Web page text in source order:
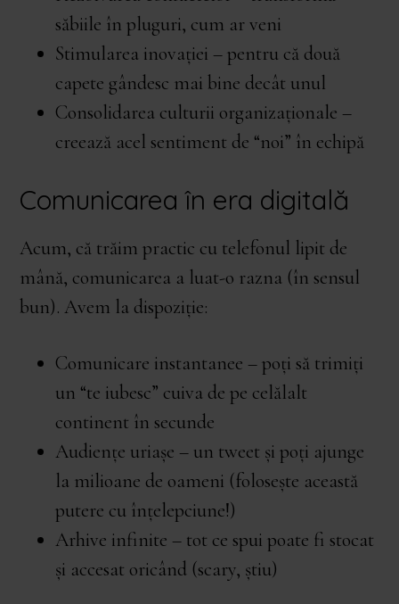
săbiile în pluguri, cum ar veni
Stimularea inovației – pentru că două
capete gândesc mai bine decât unul
Consolidarea culturii organizaționale –
creează acel sentiment de “noi” în echipă
Comunicarea în era digitală
Acum, că trăim practic cu telefonul lipit de
mână, comunicarea a luat-o razna (în sensul
bun). Avem la dispoziție:
Comunicare instantanee – poți să trimiți
un “te iubesc” cuiva de pe celălalt
continent în secunde
Audiențe uriașe – un tweet și poți ajunge
la milioane de oameni (folosește această
putere cu înțelepciune!)
Arhive infinite – tot ce spui poate fi stocat
și accesat oricând (scary, știu)